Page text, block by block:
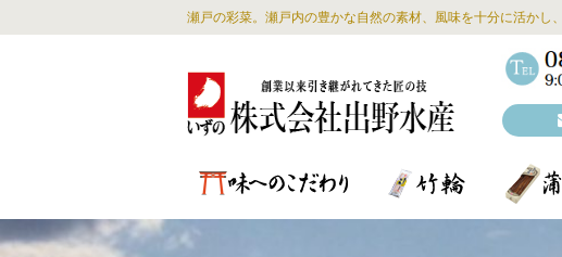
瀬戸の彩菜。瀬戸内の豊かな自然の素材、風味を十分に活かし